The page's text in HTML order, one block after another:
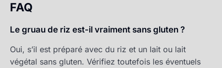
FAQ
Le gruau de riz est-il vraiment sans gluten ?
Oui, s’il est préparé avec du riz et un lait ou lait
végétal sans gluten. Vérifiez toutefois les éventuels